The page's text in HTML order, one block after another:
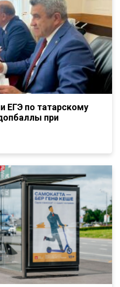
ЕГЭ по татарскому
при